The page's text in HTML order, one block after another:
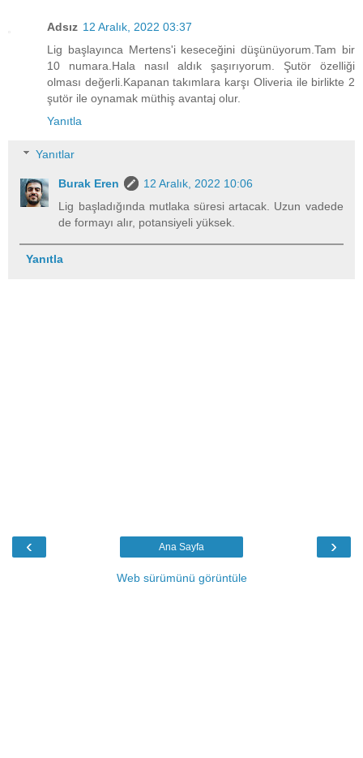
Adsız 12 Aralık, 2022 03:37
Lig başlayınca Mertens'i keseceğini düşünüyorum.Tam bir
10 numara.Hala nasıl aldık şaşırıyorum. Şutör özelliği
olması değerli.Kapanan takımlara karşı Oliveria ile birlikte 2
şutör ile oynamak müthiş avantaj olur.
Yanıtla
Yanıtlar
Burak Eren
12 Aralık, 2022 10:06
Lig başladığında mutlaka süresi artacak. Uzun vadede
de formayı alır, potansiyeli yüksek.
Yanıtla
‹ ›
Ana Sayfa
Web sürümünü görüntüle